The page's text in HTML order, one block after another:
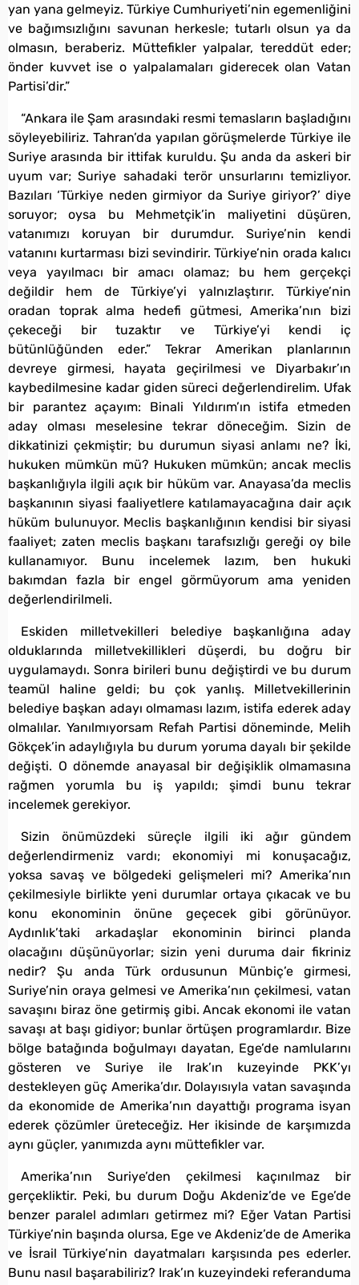
yan yana gelmeyiz. Türkiye Cumhuriyeti’nin egemenliğini
ve bağımsızlığını savunan herkesle; tutarlı olsun ya da
olmasın, beraberiz. Müttefikler yalpalar, tereddüt eder;
önder kuvvet ise o yalpalamaları giderecek olan Vatan
Partisi’dir.”
“Ankara ile Şam arasındaki resmi temasların başladığını
söyleyebiliriz. Tahran’da yapılan görüşmelerde Türkiye ile
Suriye arasında bir ittifak kuruldu. Şu anda da askeri bir
uyum var; Suriye sahadaki terör unsurlarını temizliyor.
Bazıları ‘Türkiye neden girmiyor da Suriye giriyor?’ diye
soruyor; oysa bu Mehmetçik’in maliyetini düşüren,
vatanımızı koruyan bir durumdur. Suriye’nin kendi
vatanını kurtarması bizi sevindirir. Türkiye’nin orada kalıcı
veya yayılmacı bir amacı olamaz; bu hem gerçekçi
değildir hem de Türkiye’yi yalnızlaştırır. Türkiye’nin
oradan toprak alma hedefi gütmesi, Amerika’nın bizi
çekeceği bir tuzaktır ve Türkiye’yi kendi iç
bütünlüğünden eder.” Tekrar Amerikan planlarının
devreye girmesi, hayata geçirilmesi ve Diyarbakır’ın
kaybedilmesine kadar giden süreci değerlendirelim. Ufak
bir parantez açayım: Binali Yıldırım’ın istifa etmeden
aday olması meselesine tekrar döneceğim. Sizin de
dikkatinizi çekmiştir; bu durumun siyasi anlamı ne? İki,
hukuken mümkün mü? Hukuken mümkün; ancak meclis
başkanlığıyla ilgili açık bir hüküm var. Anayasa’da meclis
başkanının siyasi faaliyetlere katılamayacağına dair açık
hüküm bulunuyor. Meclis başkanlığının kendisi bir siyasi
faaliyet; zaten meclis başkanı tarafsızlığı gereği oy bile
kullanamıyor. Bunu incelemek lazım, ben hukuki
bakımdan fazla bir engel görmüyorum ama yeniden
değerlendirilmeli.
Eskiden milletvekilleri belediye başkanlığına aday
olduklarında milletvekillikleri düşerdi, bu doğru bir
uygulamaydı. Sonra birileri bunu değiştirdi ve bu durum
teamül haline geldi; bu çok yanlış. Milletvekillerinin
belediye başkan adayı olmaması lazım, istifa ederek aday
olmalılar. Yanılmıyorsam Refah Partisi döneminde, Melih
Gökçek’in adaylığıyla bu durum yoruma dayalı bir şekilde
değişti. O dönemde anayasal bir değişiklik olmamasına
rağmen yorumla bu iş yapıldı; şimdi bunu tekrar
incelemek gerekiyor.
Sizin önümüzdeki süreçle ilgili iki ağır gündem
değerlendirmeniz vardı; ekonomiyi mi konuşacağız,
yoksa savaş ve bölgedeki gelişmeleri mi? Amerika’nın
çekilmesiyle birlikte yeni durumlar ortaya çıkacak ve bu
konu ekonominin önüne geçecek gibi görünüyor.
Aydınlık’taki arkadaşlar ekonominin birinci planda
olacağını düşünüyorlar; sizin yeni duruma dair fikriniz
nedir? Şu anda Türk ordusunun Münbiç’e girmesi,
Suriye’nin oraya gelmesi ve Amerika’nın çekilmesi, vatan
savaşını biraz öne getirmiş gibi. Ancak ekonomi ile vatan
savaşı at başı gidiyor; bunlar örtüşen programlardır. Bize
bölge batağında boğulmayı dayatan, Ege’de namlularını
gösteren ve Suriye ile Irak’ın kuzeyinde PKK’yı
destekleyen güç Amerika’dır. Dolayısıyla vatan savaşında
da ekonomide de Amerika’nın dayattığı programa isyan
ederek çözümler üreteceğiz. Her ikisinde de karşımızda
aynı güçler, yanımızda aynı müttefikler var.
Amerika’nın Suriye’den çekilmesi kaçınılmaz bir
gerçekliktir. Peki, bu durum Doğu Akdeniz’de ve Ege’de
benzer paralel adımları getirmez mi? Eğer Vatan Partisi
Türkiye’nin başında olursa, Ege ve Akdeniz’de de Amerika
ve İsrail Türkiye’nin dayatmaları karşısında pes ederler.
Bunu nasıl başarabiliriz? Irak’ın kuzeyindeki referanduma